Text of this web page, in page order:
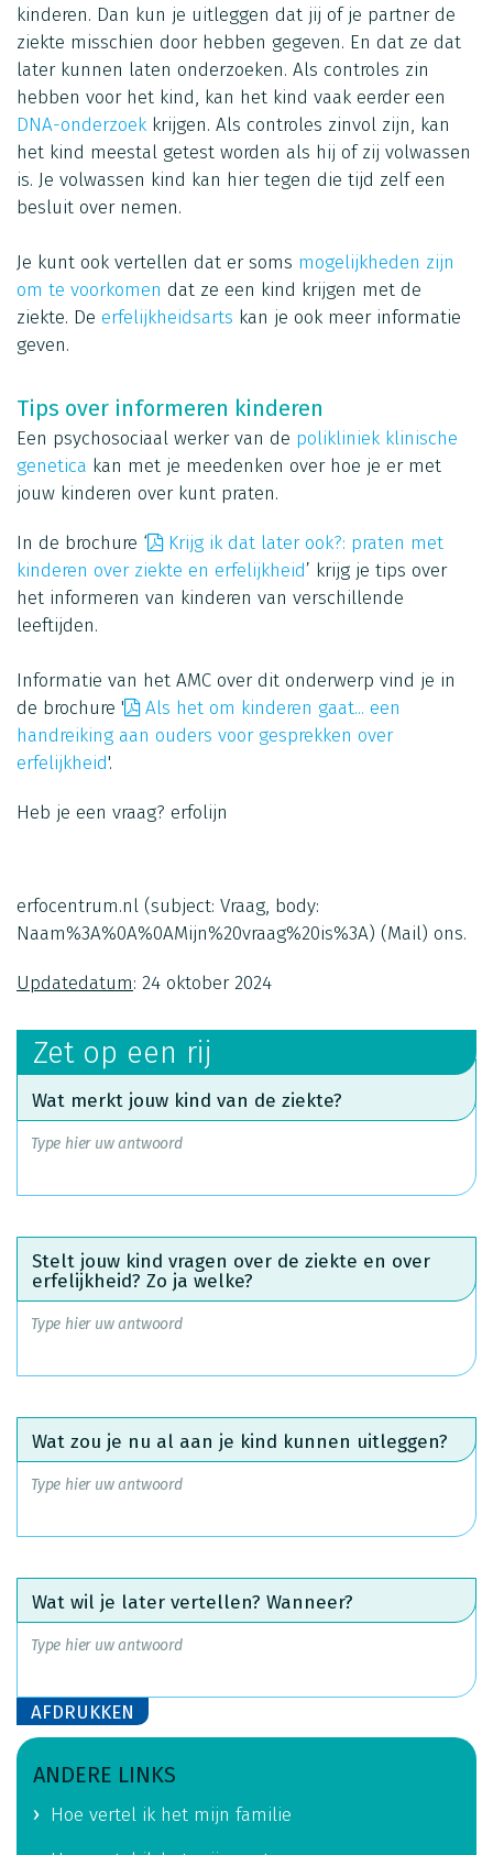
kinderen. Dan kun je uitleggen dat jij of je partner de
ziekte misschien door hebben gegeven. En dat ze dat
later kunnen laten onderzoeken. Als controles zin
hebben voor het kind, kan het kind vaak eerder een
DNA-onderzoek krijgen. Als controles zinvol zijn, kan
het kind meestal getest worden als hij of zij volwassen
is. Je volwassen kind kan hier tegen die tijd zelf een
besluit over nemen.
Je kunt ook vertellen dat er soms mogelijkheden zijn
om te voorkomen dat ze een kind krijgen met de
ziekte. De erfelijkheidsarts kan je ook meer informatie
geven.
Tips over informeren kinderen
Een psychosociaal werker van de polikliniek klinische
genetica kan met je meedenken over hoe je er met
jouw kinderen over kunt praten.
In de brochure ‘
Krijg ik dat later ook?: praten met
kinderen over ziekte en erfelijkheid’ krijg je tips over
het informeren van kinderen van verschillende
leeftijden.
Informatie van het AMC over dit onderwerp vind je in
de brochure '
Als het om kinderen gaat... een
handreiking aan ouders voor gesprekken over
erfelijkheid'.
Heb je een vraag? erfolijn
erfocentrum.nl (subject: Vraag, body:
Naam%3A%0A%0AMijn%20vraag%20is%3A) (Mail) ons.
Updatedatum: 24 oktober 2024
Zet op een rij
Wat merkt jouw kind van de ziekte?
Stelt jouw kind vragen over de ziekte en over
erfelijkheid? Zo ja welke?
Wat zou je nu al aan je kind kunnen uitleggen?
Wat wil je later vertellen? Wanneer?
ANDERE LINKS
Hoe vertel ik het mijn familie